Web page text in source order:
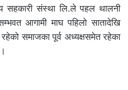
सहकारी संस्था लि.ले पहल थालनी
आगामी माघ पहिलो सातादेखि
समाजका पूर्व अध्यक्षसमेत रहेका